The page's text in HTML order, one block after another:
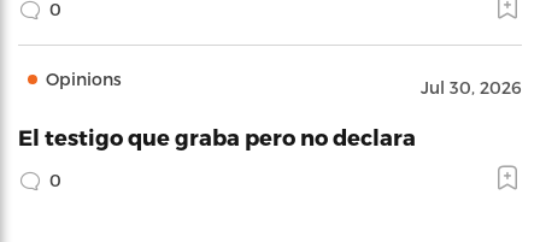
0
Opinions Jul 30, 2026
El testigo que graba pero no declara
0